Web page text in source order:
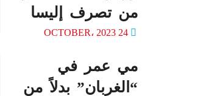
من تصرف إليسا
مي عمر في
“الغربان” بدلاً من